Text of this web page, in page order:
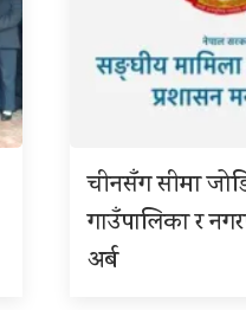
चीनसँग सीमा
गाउँपालिका र
अर्ब